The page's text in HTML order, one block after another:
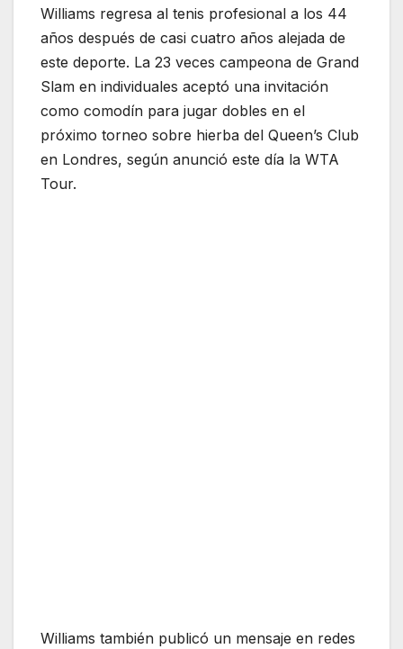
Williams regresa al tenis profesional a los 44
años después de casi cuatro años alejada de
este deporte. La 23 veces campeona de Grand
Slam en individuales aceptó una invitación
como comodín para jugar dobles en el
próximo torneo sobre hierba del Queen’s Club
en Londres, según anunció este día la WTA
Tour.
Williams también publicó un mensaje en redes